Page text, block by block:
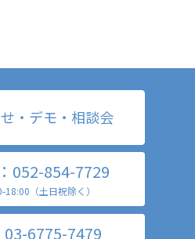
・デモ・相談会
052-854-7729
18:00（土日祝除く）
6775-7479